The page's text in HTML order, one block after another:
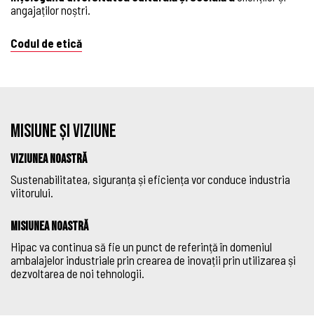
angajaților noștri.
Codul de etică
MISIUNE ȘI VIZIUNE
VIZIUNEA NOASTRĂ
Sustenabilitatea, siguranța și eficiența vor conduce industria
viitorului.
MISIUNEA NOASTRĂ
Hipac va continua să fie un punct de referință în domeniul
ambalajelor industriale prin crearea de inovații prin utilizarea și
dezvoltarea de noi tehnologii.